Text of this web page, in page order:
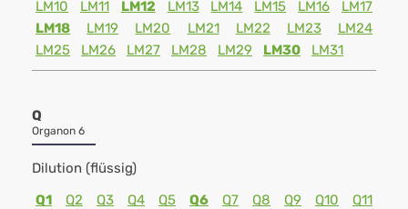
LM10 LM11 LM12 LM13 LM14 LM15 LM16
LM17
LM18
LM19 LM20 LM21 LM22 LM23
LM24
LM25
LM26 LM27 LM28 LM29 LM30 LM31
Q
Organon 6
Dilution (flüssig)
Q1
Q2 Q3 Q4 Q5 Q6 Q7 Q8 Q9 Q10
Q11